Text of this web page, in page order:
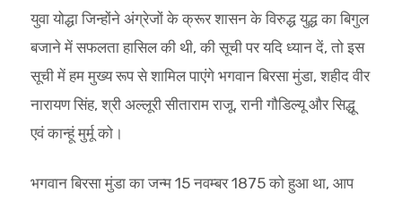
युवा योद्धा जिन्होंने अंग्रेजों के क्रूर शासन के विरुद्ध युद्ध का बिगुल
बजाने में सफलता हासिल की थी, की सूची पर यदि ध्यान दें, तो इस
सूची में हम मुख्य रूप से शामिल पाएंगे भगवान बिरसा मुंडा, शहीद वीर
नारायण सिंह, श्री अल्लूरी सीताराम राजू, रानी गौडिल्यू और सिद्धू
एवं कान्हूं मुर्मू को।
भगवान बिरसा मुंडा का जन्म 15 नवम्बर 1875 को हुआ था, आप